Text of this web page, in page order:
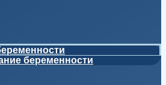
беременности